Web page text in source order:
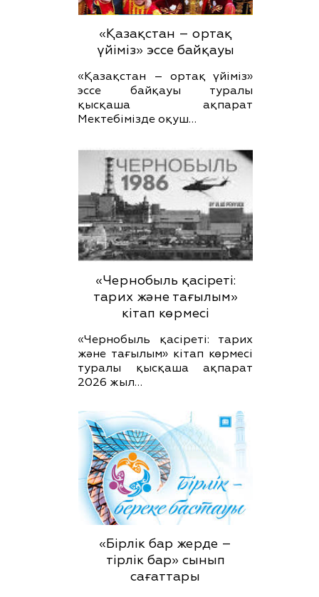
«Қазақстан – ортақ
үйіміз» эссе байқауы
«Қазақстан – ортақ үйіміз»
эссе байқауы туралы
қысқаша ақпарат
Мектебімізде оқуш…
«Чернобыль қасіреті:
тарих және тағылым»
кітап көрмесі
«Чернобыль қасіреті: тарих
және тағылым» кітап көрмесі
туралы қысқаша ақпарат
2026 жыл…
«Бірлік бар жерде –
тірлік бар» сынып
сағаттары